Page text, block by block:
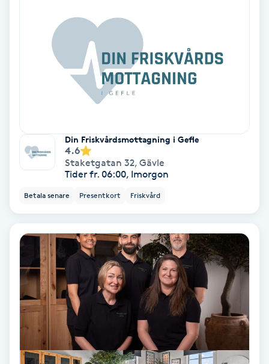
Fransförlängning
Fransförlängning Megavolym
Fransk manikyr
Fransrengöring
Frekvensterapi
Friskvård
Friskvårdsmassage
Frisör
Funktionsanalys
Din Friskvårdsmottagning i Gefle
4.6
Staketgatan 32, Gävle
Tider fr. 06:00, Imorgon
Betala senare Presentkort Friskvård